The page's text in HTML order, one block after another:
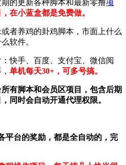
的更新各种脚本和最新零撸项
在小蓝盒都是免费做。
者养鸡的卦鸡脚本，市面上什么
软件。
快手、百度、支付宝、微信阅
单机每天30+，可多号搞。
有脚本和会员区项目，包含后期
同时会自动开通代理权限。
平台的奖励，都是全自动的，完